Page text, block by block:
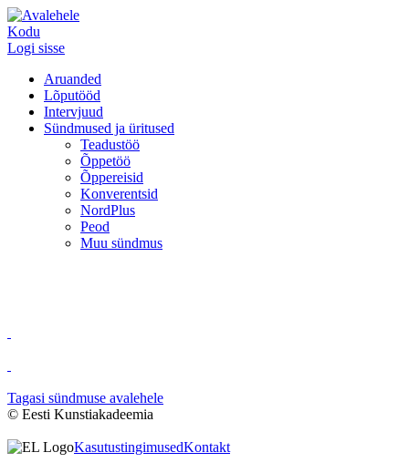
Kodu
Logi sisse
Aruanded
Lõputööd
Intervjuud
Sündmused ja üritused
Teadustöö
Õppetöö
Õppereisid
Konverentsid
NordPlus
Peod
Muu sündmus
Tagasi sündmuse avalehele
© Eesti Kunstiakadeemia
KasutustingimusedKontakt